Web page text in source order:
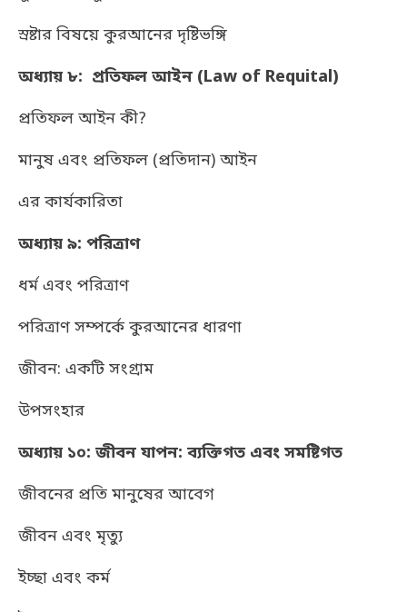
স্রষ্টার বিষয়ে কুরআনের দৃষ্টিভঙ্গি
অধ্যায় ৮: প্রতিফল আইন (Law of Requital)
প্রতিফল আইন কী?
মানুষ এবং প্রতিফল (প্রতিদান) আইন
এর কার্যকারিতা
অধ্যায় ৯: পরিত্রাণ
ধর্ম এবং পরিত্রাণ
পরিত্রাণ সম্পর্কে কুরআনের ধারণা
জীবন: একটি সংগ্রাম
উপসংহার
অধ্যায় ১০: জীবন যাপন: ব্যক্তিগত এবং সমষ্টিগত
জীবনের প্রতি মানুষের আবেগ
জীবন এবং মৃত্যু
ইচ্ছা এবং কর্ম